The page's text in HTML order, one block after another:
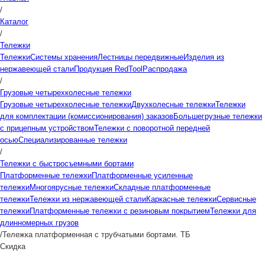
/
Каталог
/
Тележки
ТележкиСистемы храненияЛестницы передвижныеИзделия из
нержавеющей сталиПродукция RedTool Распродажа
/
Грузовые четырехколесные тележки
Грузовые четырехколесные тележкиДвухколесные тележкиТележки
для комплектации (комиссионирования) заказовБольшегрузные тележки
с прицепным устройствомТележки с поворотной передней
осьюСпециализированные тележки
/
Тележки с быстросъемными бортами
Платформенные тележкиПлатформенные усиленные
тележкиМногоярусные тележкиСкладные платформенные
тележкиТележки из нержавеющей сталиКаркасные тележкиСервисные
тележкиПлатформенные тележки с резиновым покрытиемТележки для
длинномерных грузов
/Тележка платформенная с трубчатыми бортами. ТБ
Скидка